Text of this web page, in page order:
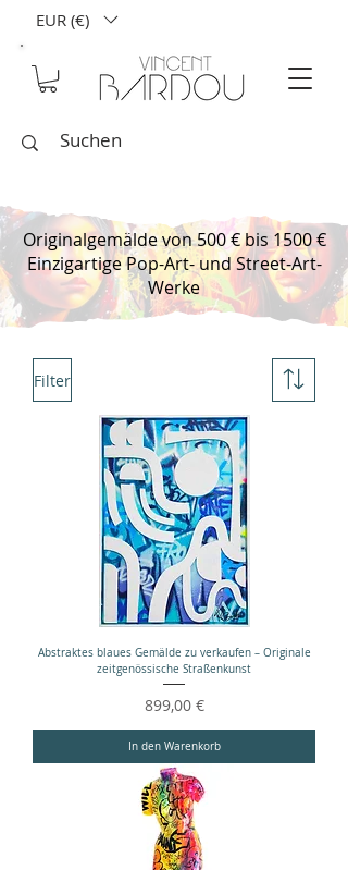
EUR (€)
Originalgemälde von 500 € bis 1500 €
Einzigartige Pop-Art- und Street-Art-
Werke
Filter
Abstraktes blaues Gemälde zu verkaufen – Originale
zeitgenössische Straßenkunst
Preis
899,00 €
In den Warenkorb